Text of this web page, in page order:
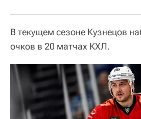
В текущем сезоне Кузнецов
очков в 20 матчах КХЛ.